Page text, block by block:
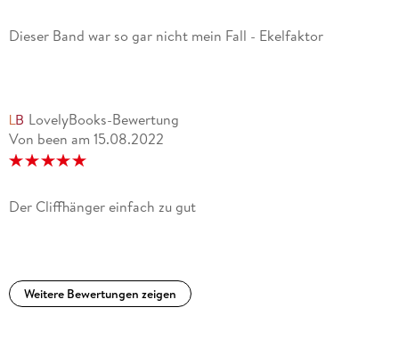
Dieser Band war so gar nicht mein Fall - Ekelfaktor
LovelyBooks-Bewertung
Von been am 15.08.2022
Der Cliffhänger einfach zu gut
Weitere Bewertungen zeigen